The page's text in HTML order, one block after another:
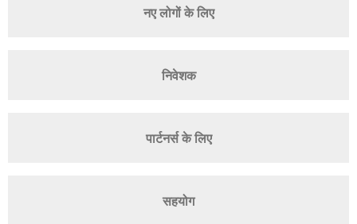
नए लोगों के लिए
निवेशक
पार्टनर्स के लिए
सहयोग